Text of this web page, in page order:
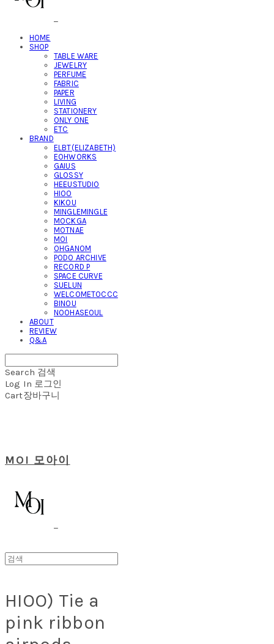
HOME
SHOP
TABLE WARE
JEWELRY
PERFUME
FABRIC
PAPER
LIVING
STATIONERY
ONLY ONE
ETC
BRAND
ELBT(ELIZABETH)
EOHWORKS
GAIUS
GLOSSY
HEEUSTUDIO
HIOO
KIKOU
MINGLEMINGLE
MOCKGA
MOTNAE
MOI
OHGANOM
PODO ARCHIVE
RECORD P
SPACE CURVE
SUELUN
WELCOMETOCCC
BINOU
NOOHASEOUL
ABOUT
REVIEW
Q&A
Search 검색
Log In 로그인
Cart장바구니
MOI 모아이
HIOO) Tie a
pink ribbon